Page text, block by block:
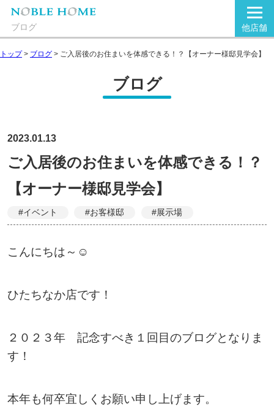
ブログ 他店舗
トップ> ブログ > ご入居後のお住まいを体感できる！？【オーナー様邸見学会】
ブログ
2023.01.13
ご入居後のお住まいを体感できる！？
【オーナー様邸見学会】
#イベント #お客様邸 #展示場
こんにちは～☺
ひたちなか店です！
２０２３年 記念すべき１回目のブログとなりま
す！
本年も何卒宜しくお願い申し上げます。